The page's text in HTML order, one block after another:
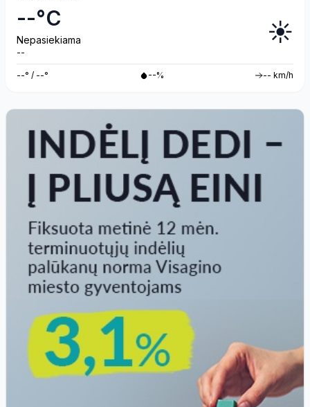
--°C
Nepasiekiama
--
☀️
--° / --° --% -- km/h